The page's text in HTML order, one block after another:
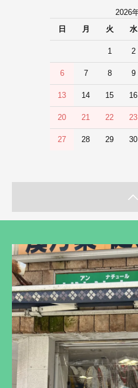
2026
日
月 火 水
1 2
6 7 8 9
13 14 15 16
20 21 22 23
27 28 29 30